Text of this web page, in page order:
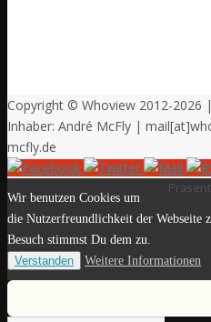
Copyright © Whoview 2012-2026
Inhaber: André McFly |
mcfly.de
Wir benutzen Cookies um
die Nutzerfreundlichkeit der Webseite
Besuch stimmst Du dem zu.
Verstanden
Weitere Informationen